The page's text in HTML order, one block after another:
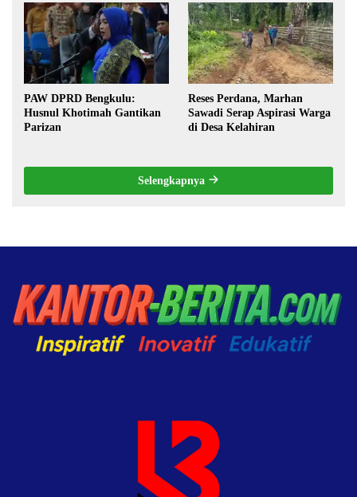
Pilkada oleh DPRD
PAW DPRD Bengkulu:
Husnul Khotimah Gantikan
Parizan
Reses Perdana, Marhan
Sawadi Serap Aspirasi Warga
di Desa Kelahiran
Selengkapnya